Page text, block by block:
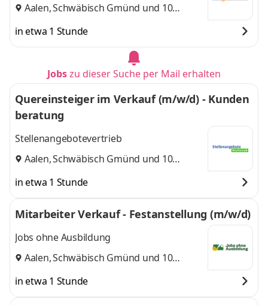
Aalen,Schwäbisch Gmünd und 10
in etwa 1 Stunde
Jobszu dieser Suche per Mail erhalten
Quereinsteiger im Verkauf (m/w/d) - Kunden
beratung
Stellenangebotevertrieb
Aalen,Schwäbisch Gmünd und 10
in etwa 1 Stunde
Mitarbeiter Verkauf - Festanstellung (m/w/d)
Jobs ohne Ausbildung
Aalen,Schwäbisch Gmünd und 10
in etwa 1 Stunde